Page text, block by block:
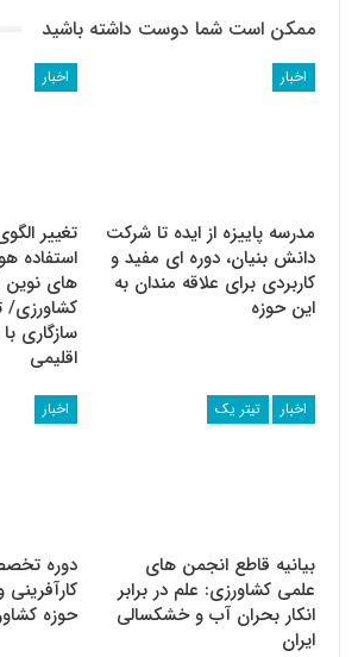
ممکن است شما دوست داشته باشید
اخبار
مدرسه پاییزه از ایده تا شرکت
دانش بنیان، دوره ای مفید و
کاربردی برای علاقه مندان به
این حوزه
اخبار
تغییر
استفاده
های
کشاورزی/
سازگاری
اقلیمی
اخبار تیتر یک
بیانیه قاطع انجمن های
علمی کشاورزی: علم در برابر
انکار بحران آب و خشکسالی
ایران
اخبار
دوره
حوزه